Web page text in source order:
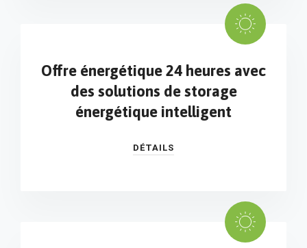
Offre énergétique 24 heures avec
des solutions de storage
énergétique intelligent
DÉTAILS